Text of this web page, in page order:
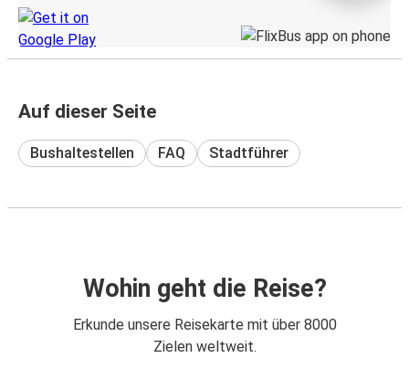
Auf dieser Seite
Bushaltestellen FAQ Stadtführer
Wohin geht die Reise?
Erkunde unsere Reisekarte mit über 8000
Zielen weltweit.